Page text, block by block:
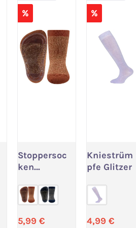
Preis:
%
Variante wählen
Stoppersoc
ken
Glitzer
Verkaufspreis:
5,99 € Regulärer Preis:
%
Kniestrüm
pfe Glitzer
4,99 €